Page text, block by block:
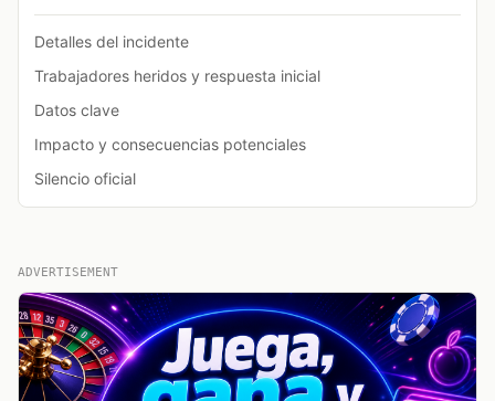
Detalles del incidente
Trabajadores heridos y respuesta inicial
Datos clave
Impacto y consecuencias potenciales
Silencio oficial
ADVERTISEMENT